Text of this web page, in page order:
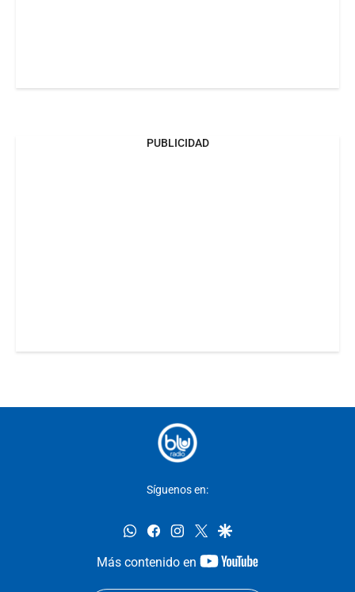
PUBLICIDAD
Síguenos en:
whatsappfacebookinstagram
twittergoogle
Más contenido en
youtube-